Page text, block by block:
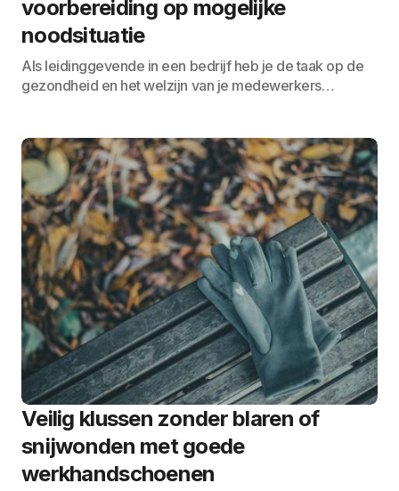
voorbereiding op mogelijke
noodsituatie
Als leidinggevende in een bedrijf heb je de taak op de
gezondheid en het welzijn van je medewerkers…
Veilig klussen zonder blaren of
snijwonden met goede
werkhandschoenen